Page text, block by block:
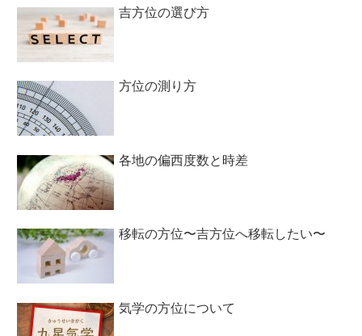
吉方位の選び方
方位の測り方
各地の偏西度数と時差
移転の方位〜吉方位へ移転したい〜
気学の方位について